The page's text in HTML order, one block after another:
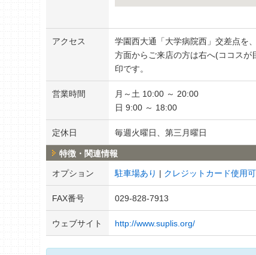
アクセス
学園西大通「大学病院西」交差点を
方面からご来店の方は右へ(ココス
印です。
営業時間
月～土 10:00 ～ 20:00
日 9:00 ～ 18:00
定休日 毎週火曜日、第三月曜日
特徴・関連情報
オプション 駐車場あり クレジットカード使用可
FAX番号 029-828-7913
ウェブサイト http://www.suplis.org/